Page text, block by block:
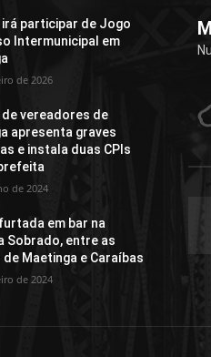
irá participar de Jogo
Intermunicipal em
de 2026
de vereadores de
apresenta graves
e instala duas CPIs
de 2024
em bar na
Sobrado, entre as
Maetinga e Caraíbas
de 2024